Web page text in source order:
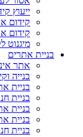
ייעוץ
קידום
קידום
מיגנוט
בניית אתרים
אתר
בנייה
בניית
בניית
בניית
בניית
בניית